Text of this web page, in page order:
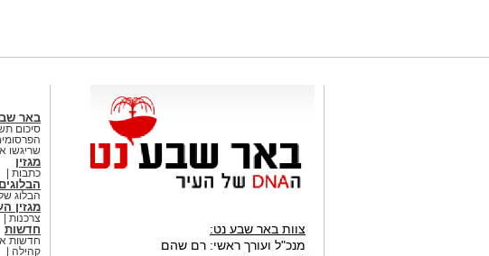
צוות באר שבע נט:
מנכ"ל ועורך ראשי: רם שהם
באר
סיכום
שריגשו
מגזין
כתבות
הבלוגים
הבלוג
מגזין
צרכנות
חדשות
חדשות
קהילה